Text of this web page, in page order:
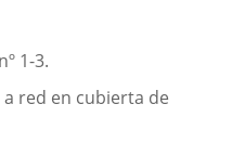
1-3.
red en cubierta de